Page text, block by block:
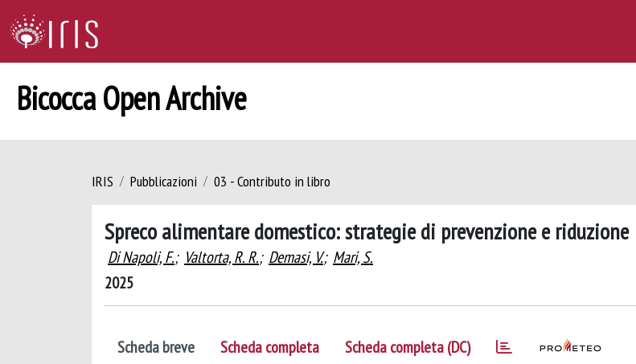
Bicocca Open Archive
IRIS Pubblicazioni 03 - Contributo in libro
Spreco alimentare domestico: strategie di prevenzione e riduzione
Di Napoli, F.; Valtorta, R. R.; Demasi, V.; Mari, S.
2025
Scheda breve Scheda completa Scheda completa (DC)